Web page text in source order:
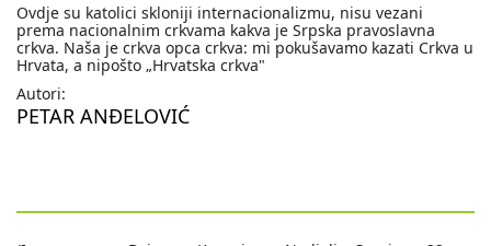
Ovdje su katolici skloniji internacionalizmu, nisu vezani
prema nacionalnim crkvama kakva je Srpska pravoslavna
crkva. Naša je crkva opca crkva: mi pokušavamo kazati Crkva u
Hrvata, a nipošto „Hrvatska crkva"
Autori:
PETAR ANĐELOVIĆ